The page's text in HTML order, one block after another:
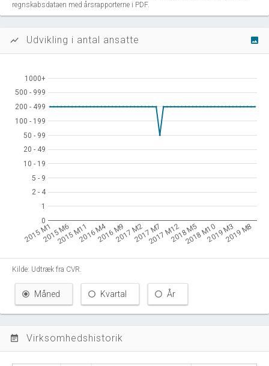
regnskabsdataen med årsrapporterne i PDF.
show_chart Udvikling i antal ansatte image
2015 M12015 M62015 M112016 M42016 M92017 M22017 M72017 M122018 M52018 M102019 M32019 M8
0
0
11
2 - 4
2 - 4
5 - 9
5 - 9
10 - 19
10 - 19
20 - 49
20 - 49
50 - 99
50 - 99
100 - 199
100 - 199
200 - 499
200 - 499
500 - 999
500 - 999
1000+
1000+
Kilde: Udtræk fra CVR.
Måned Kvartal År
event_note Virksomhedshistorik